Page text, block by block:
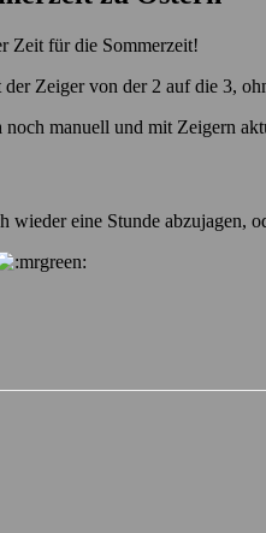
Zeit für die Sommerzeit!
Zeiger von der 2 auf die 3,
manuell und mit Zeigern
wieder eine Stunde abzujagen,